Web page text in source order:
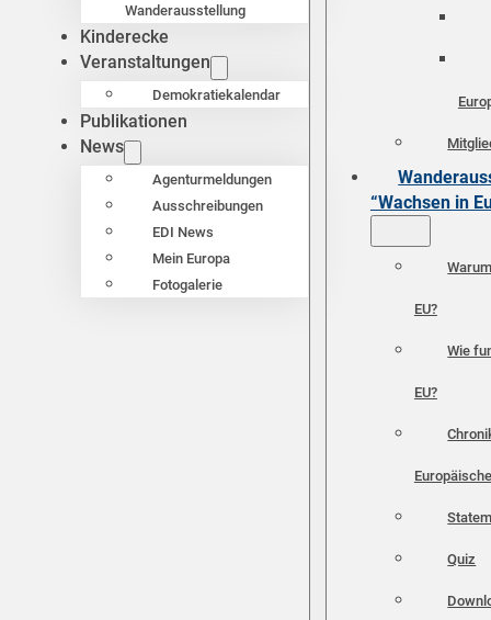
Wanderausstellung
Kinderecke
Veranstaltungen
Demokratiekalendar
Publikationen
News
Agenturmeldungen
Ausschreibungen
EDI News
Mein Europa
Fotogalerie
“Wachsen in
EU?
Wie
EU?
Quiz